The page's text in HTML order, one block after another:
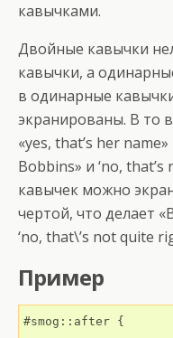
кавычками.
Двойные кавычки
кавычки, а
в одинарные
экранированы. В то
«yes, that’s her
Bobbins» и ‘no,
кавычек можно
чертой, что делает
‘no, that\’s not quite
Пример
#smog::after {